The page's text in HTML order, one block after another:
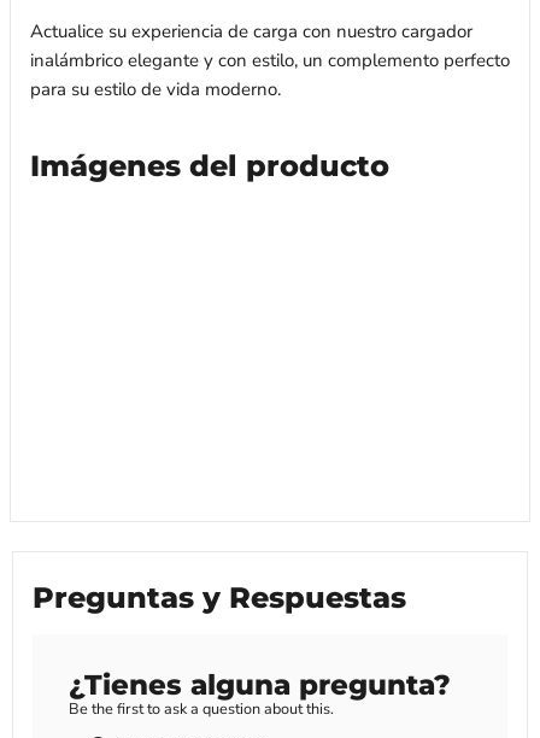
Actualice su experiencia de carga con nuestro cargador
inalámbrico elegante y con estilo, un complemento perfecto
para su estilo de vida moderno.
Imágenes del producto
Preguntas y Respuestas
¿Tienes alguna pregunta?
Be the first to ask a question about this.